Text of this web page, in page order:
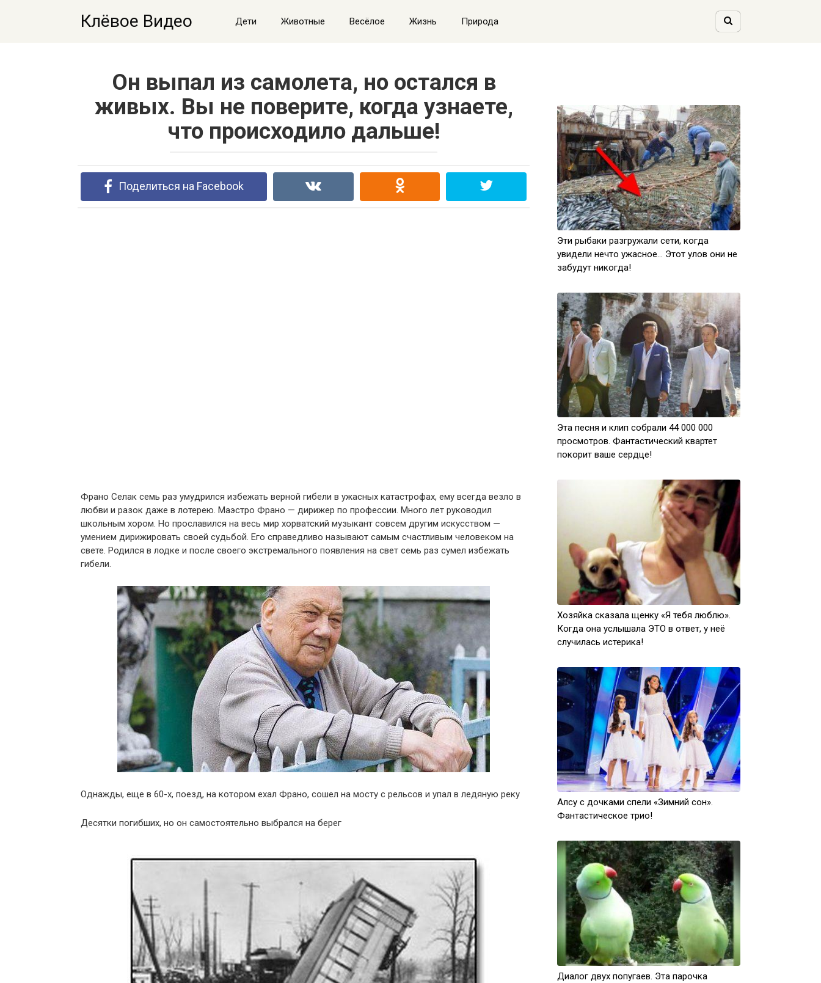
Клёвое Видео Дети Животные Весёлое Жизнь Природа
Он выпал из самолета, но остался в
живых. Вы не поверите, когда узнаете,
что происходило дальше!
Поделиться на Facebook
Франо Селак семь раз умудрился избежать верной гибели в ужасных катастрофах, ему всегда везло в
любви и разок даже в лотерею. Маэстро Франо — дирижер по профессии. Много лет руководил
школьным хором. Но прославился на весь мир хорватский музыкант совсем другим искусством —
умением дирижировать своей судьбой. Его справедливо называют самым счастливым человеком на
свете. Родился в лодке и после своего экстремального появления на свет семь раз сумел избежать
гибели.
Однажды, еще в 60-х, поезд, на котором ехал Франо, сошел на мосту с рельсов и упал в ледяную реку
Десятки погибших, но он самостоятельно выбрался на берег
Эти рыбаки разгружали сети, когда
увидели нечто ужасное… Этот улов они не
забудут никогда!
Эта песня и клип собрали 44 000 000
просмотров. Фантастический квартет
покорит ваше сердце!
Хозяйка сказала щенку «Я тебя люблю».
Когда она услышала ЭТО в ответ, у неё
случилась истерика!
Алсу с дочками спели «Зимний сон».
Фантастическое трио!
Диалог двух попугаев. Эта парочка